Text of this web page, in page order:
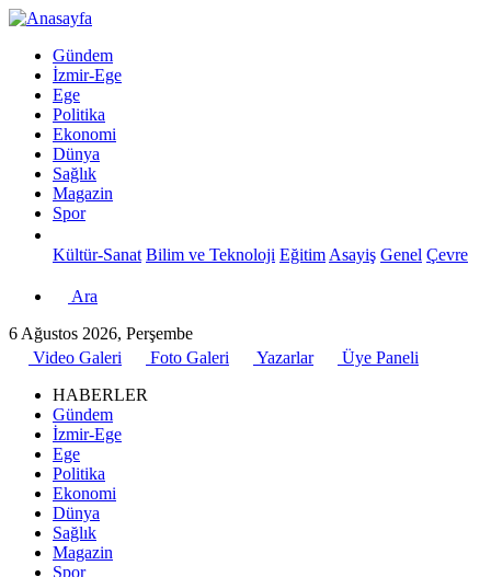
Gündem
İzmir-Ege
Ege
Politika
Ekonomi
Dünya
Sağlık
Magazin
Spor
Kültür-Sanat Bilim ve Teknoloji Eğitim Asayiş Genel Çevre
Ara
6 Ağustos 2026, Perşembe
Video Galeri
Foto Galeri Yazarlar
Üye Paneli
HABERLER
Gündem
İzmir-Ege
Ege
Politika
Ekonomi
Dünya
Sağlık
Magazin
Spor